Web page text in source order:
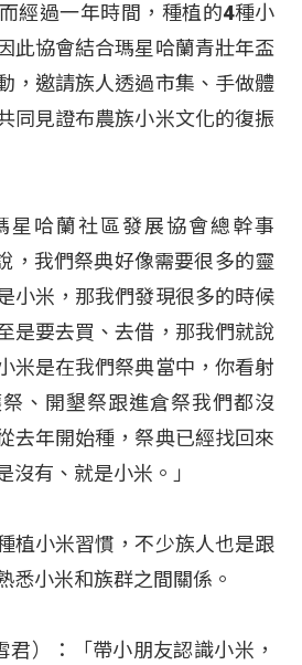
經過一年時間，種植的4種小
此協會結合瑪星哈蘭青壯年盃
，邀請族人透過市集、手做體
同見證布農族小米文化的復振
星哈蘭社區發展協會總幹事
，我們祭典好像需要很多的靈
小米，那我們發現很多的時候
是要去買、去借，那我們就說
米是在我們祭典當中，你看射
、開墾祭跟進倉祭我們都沒
去年開始種，祭典已經找回來
沒有、就是小米。」
植小米習慣，不少族人也是跟
悉小米和族群之間關係。
君）：「帶小朋友認識小米，